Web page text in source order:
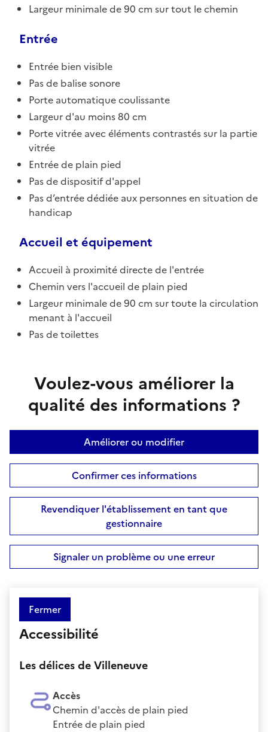
Largeur minimale de 90 cm sur tout le chemin
Entrée
Entrée bien visible
Pas de balise sonore
Porte automatique coulissante
Largeur d'au moins 80 cm
Porte vitrée avec éléments contrastés sur la partie
vitrée
Entrée de plain pied
Pas de dispositif d'appel
Pas d’entrée dédiée aux personnes en situation de
handicap
Accueil et équipement
Accueil à proximité directe de l'entrée
Chemin vers l'accueil de plain pied
Largeur minimale de 90 cm sur toute la circulation
menant à l'accueil
Pas de toilettes
Voulez-vous améliorer la
qualité des informations ?
Améliorer ou modifier
Confirmer ces informations
Revendiquer l'établissement en tant que
gestionnaire
Signaler un problème ou une erreur
Fermer
Accessibilité
Les délices de Villeneuve
Accès
Chemin d'accès de plain pied
Entrée de plain pied